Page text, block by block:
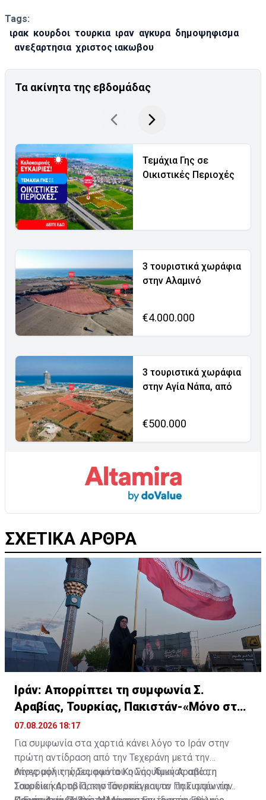
Tags:
ιρακ κουρδοι τουρκια ιραν αγκυρα δημοψηφισμα
ανεξαρτησια χριστος ιακωβου
Τα ακίνητα της εβδομάδας
Τεμάχια Γης σε
Οικιστικές Περιοχές
3 τουριστικά χωράφια
στην Αλαμινό
€4.000.000
3 τουριστικά χωράφια
στην Αγία Νάπα, από
€500.000
ΣΧΕΤΙΚΑ ΑΡΘΡΑ
Ιράν: Απορρίπτει τη συμφωνία Σ.
Αραβίας, Τουρκίας, Πακιστάν-«Μόνο στα
χαρτιά»
07.08.2026 18:17
Για συμφωνία στα χαρτιά κάνει λόγο το Ιράν στην
πρώτη αντίδραση από την Τεχεράνη μετά την
υπογραφή της Συμφωνία Κοινής Άμυνας από τη
Σαουδική Αραβία, την Τουρκία και το Πακιστάν την
Λίγες μόλις ώρες αφότου η Σαουδική Αραβία, η
Τουρκία και το Πακιστάν υπέγραψαν τη Συμφωνία